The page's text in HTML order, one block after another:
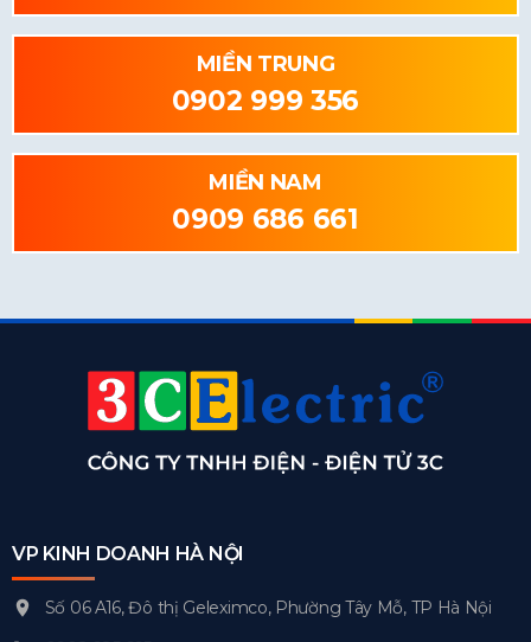
MIỀN TRUNG
0902 999 356
MIỀN NAM
0909 686 661
VP KINH DOANH HÀ NỘI
Số 06 A16, Đô thị Geleximco, Phường Tây Mỗ, TP Hà Nội